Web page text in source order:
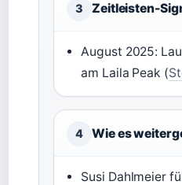
3 Zeitleisten-
August 2025:
am Laila Peak (
4 Wie es
Susi Dahlmeier